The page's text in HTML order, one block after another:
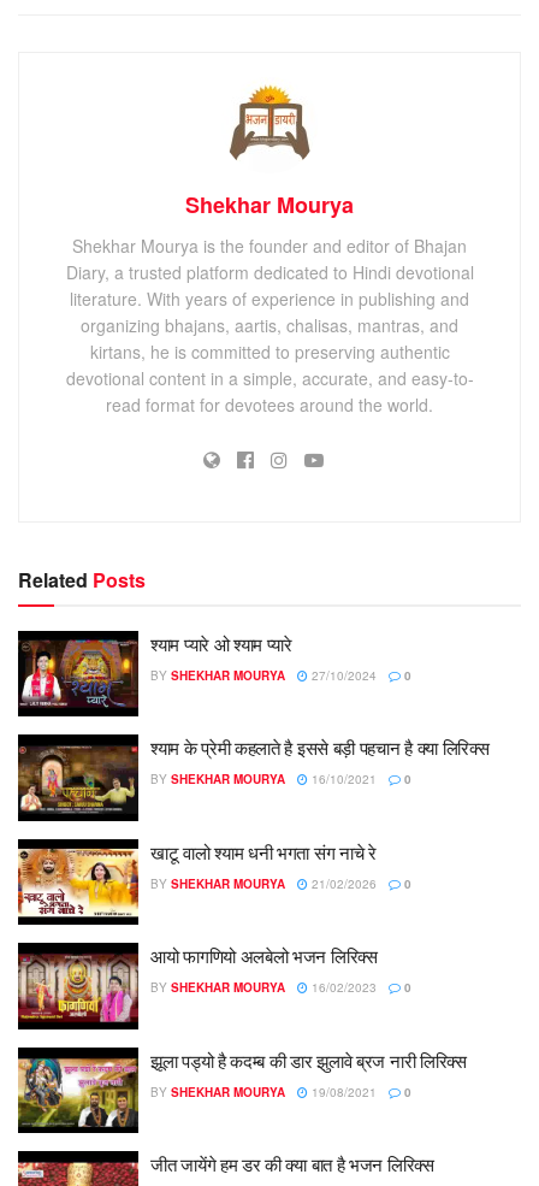
Shekhar Mourya
Shekhar Mourya is the founder and editor of Bhajan
Diary, a trusted platform dedicated to Hindi devotional
literature. With years of experience in publishing and
organizing bhajans, aartis, chalisas, mantras, and
kirtans, he is committed to preserving authentic
devotional content in a simple, accurate, and easy-to-
read format for devotees around the world.
Related Posts
श्याम प्यारे ओ श्याम प्यारे
BY SHEKHAR MOURYA 27/10/2024 0
श्याम के प्रेमी कहलाते है इससे बड़ी पहचान है क्या लिरिक्स
BY SHEKHAR MOURYA 16/10/2021 0
खाटू वालो श्याम धनी भगता संग नाचे रे
BY SHEKHAR MOURYA 21/02/2026 0
आयो फागणियो अलबेलो भजन लिरिक्स
BY SHEKHAR MOURYA 16/02/2023 0
झूला पड्यो है कदम्ब की डार झुलावे ब्रज नारी लिरिक्स
BY SHEKHAR MOURYA 19/08/2021 0
जीत जायेंगे हम डर की क्या बात है भजन लिरिक्स